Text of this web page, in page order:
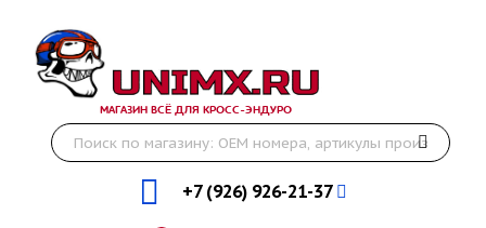
МАГАЗИН ВСЁ ДЛЯ КРОСС-ЭНДУРО
+7 (926) 926-21-37